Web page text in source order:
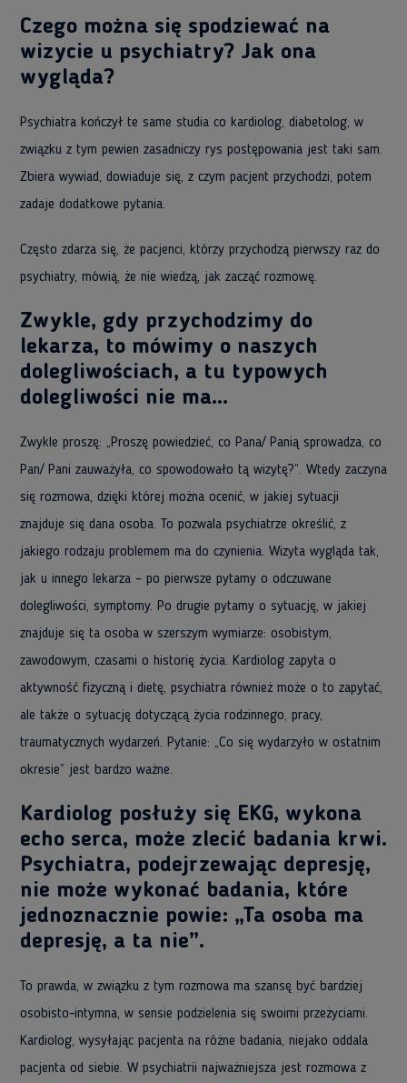
Czego można się spodziewać na
wizycie u psychiatry? Jak ona
wygląda?
Psychiatra kończył te same studia co kardiolog, diabetolog, w
związku z tym pewien zasadniczy rys postępowania jest taki sam.
Zbiera wywiad, dowiaduje się, z czym pacjent przychodzi, potem
zadaje dodatkowe pytania.
Często zdarza się, że pacjenci, którzy przychodzą pierwszy raz do
psychiatry, mówią, że nie wiedzą, jak zacząć rozmowę.
Zwykle, gdy przychodzimy do
lekarza, to mówimy o naszych
dolegliwościach, a tu typowych
dolegliwości nie ma…
Zwykle proszę: „Proszę powiedzieć, co Pana/ Panią sprowadza, co
Pan/ Pani zauważyła, co spowodowało tą wizytę?”. Wtedy zaczyna
się rozmowa, dzięki której można ocenić, w jakiej sytuacji
znajduje się dana osoba. To pozwala psychiatrze określić, z
jakiego rodzaju problemem ma do czynienia. Wizyta wygląda tak,
jak u innego lekarza – po pierwsze pytamy o odczuwane
dolegliwości, symptomy. Po drugie pytamy o sytuację, w jakiej
znajduje się ta osoba w szerszym wymiarze: osobistym,
zawodowym, czasami o historię życia. Kardiolog zapyta o
aktywność fizyczną i dietę, psychiatra również może o to zapytać,
ale także o sytuację dotyczącą życia rodzinnego, pracy,
traumatycznych wydarzeń. Pytanie: „Co się wydarzyło w ostatnim
okresie” jest bardzo ważne.
Kardiolog posłuży się EKG, wykona
echo serca, może zlecić badania krwi.
Psychiatra, podejrzewając depresję,
nie może wykonać badania, które
jednoznacznie powie: „Ta osoba ma
depresję, a ta nie”.
To prawda, w związku z tym rozmowa ma szansę być bardziej
osobisto-intymna, w sensie podzielenia się swoimi przeżyciami.
Kardiolog, wysyłając pacjenta na różne badania, niejako oddala
pacjenta od siebie. W psychiatrii najważniejsza jest rozmowa z